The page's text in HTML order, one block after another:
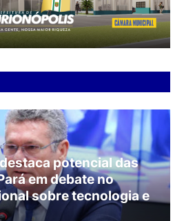
potencial das
em debate no
sobre tecnologia e